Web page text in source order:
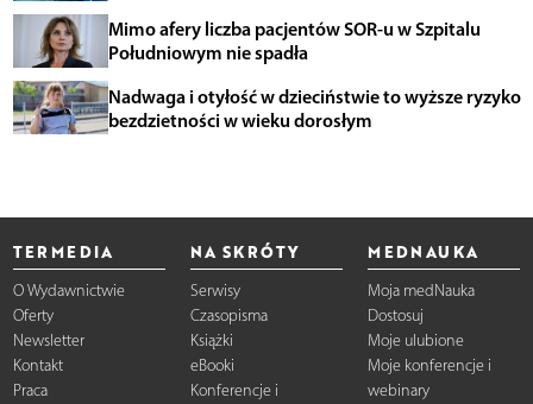
Mimo afery liczba pacjentów SOR-u w Szpitalu
Południowym nie spadła
Nadwaga i otyłość w dzieciństwie to wyższe ryzyko
bezdzietności w wieku dorosłym
TERMEDIA
O Wydawnictwie
Oferty
Newsletter
Kontakt
Praca
NA SKRÓTY
Serwisy
Czasopisma
Książki
eBooki
Konferencje i
MEDNAUKA
Moja medNauka
Dostosuj
Moje ulubione
Moje konferencje i
webinary